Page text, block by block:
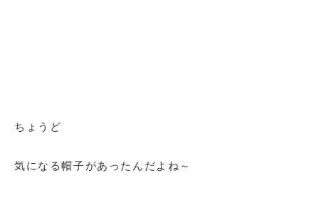
ちょうど
気になる帽子があったんだよね～